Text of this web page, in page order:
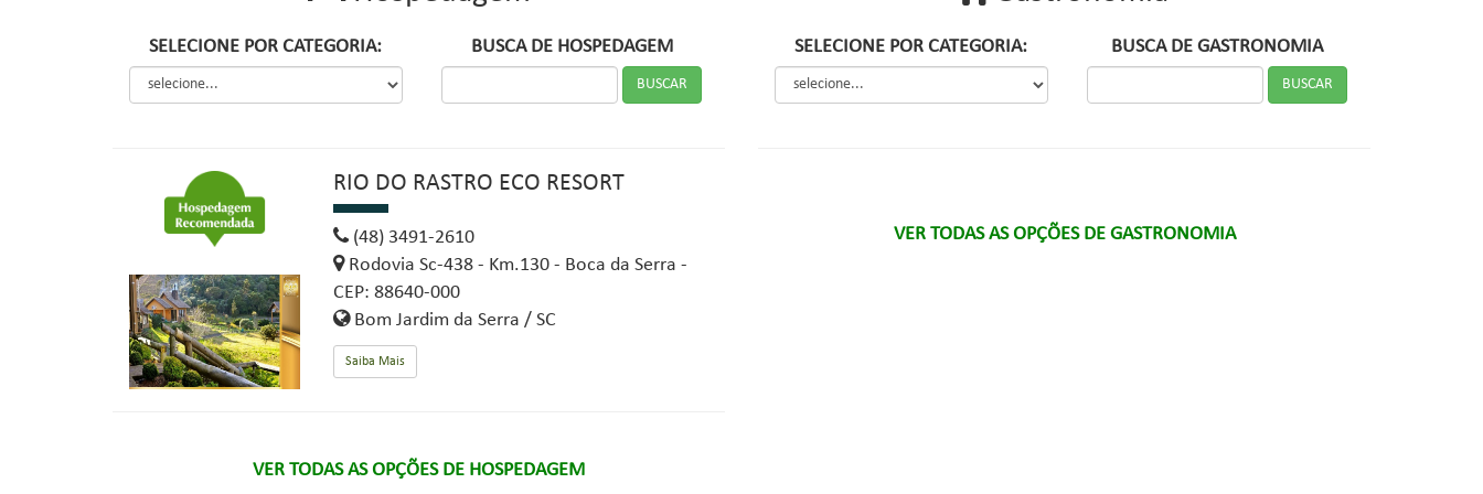
SELECIONE POR CATEGORIA: BUSCA DE HOSPEDAGEM
RIO DO RASTRO ECO RESORT
(48) 3491-2610
Rodovia Sc-438 - Km.130 - Boca da Serra -
CEP: 88640-000
Bom Jardim da Serra / SC
Saiba Mais
VER TODAS AS OPÇÕES DE HOSPEDAGEM
SELECIONE POR CATEGORIA: BUSCA DE GASTRONOMIA
VER TODAS AS OPÇÕES DE GASTRONOMIA